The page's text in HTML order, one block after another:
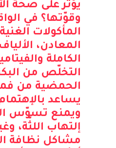
يؤثّر على صحّة
وقوّتها؟ في
المأكولات
المعادن،
الكاملة
التخلّص من
الحمضية من
يساعد
ويمنع تسوّس
إلتهاب اللثّة،
مشاكل نظافة